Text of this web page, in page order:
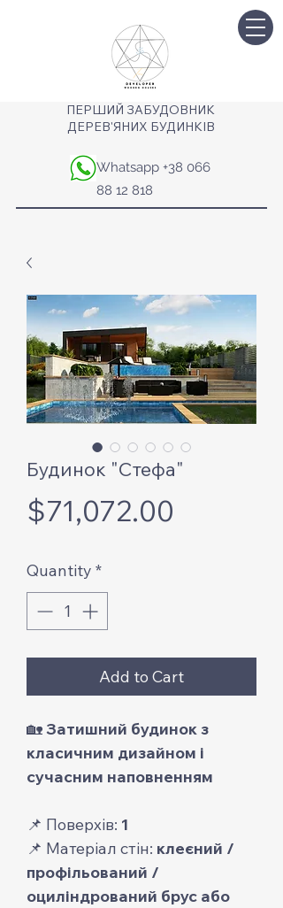
ПЕРШИЙ ЗАБУДОВНИК
ДЕРЕВ'ЯНИХ БУДИНКІВ
Whatsapp +38 066
88 12 818
Будинок "Стефа"
$71,072.00
Quantity *
Add to Cart
🏡Затишний будинок з
класичним дизайном і
сучасним наповненням
📌 Поверхів: 1
📌 Матеріал стін: клеєний /
профільований /
оциліндрований брус або